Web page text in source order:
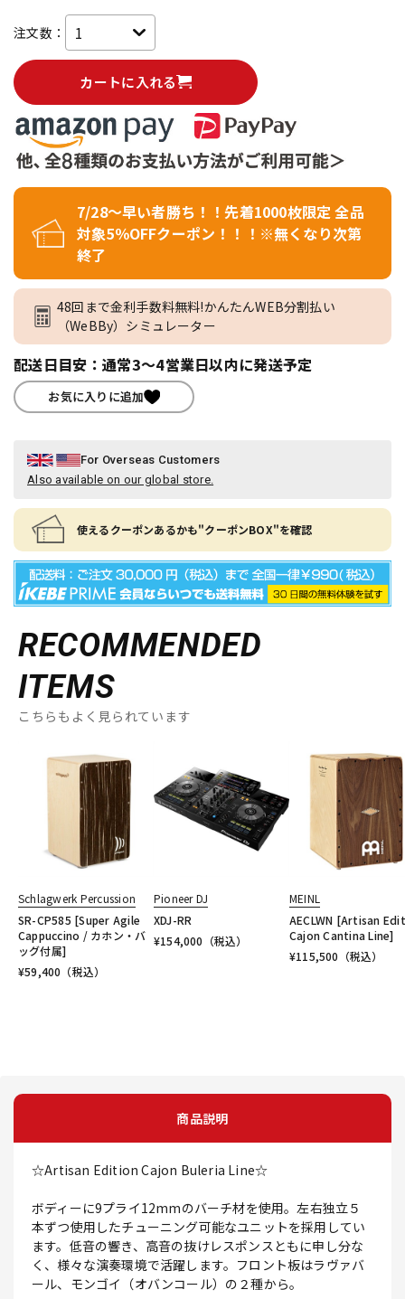
注文数：
カートに入れる
7/28～早い者勝ち！！先着1000枚限定 全品
対象5％OFFクーポン！！！※無くなり次第
終了
48回まで金利手数料無料!かんたんWEB分割払い
（WeBBy）シミュレーター
配送日目安：通常3～4営業日以内に発送予定
お気に入りに追加
For Overseas Customers
Also available on our global store.
使えるクーポンあるかも"クーポンBOX"を確認
RECOMMENDED
ITEMS
こちらもよく見られています
Schlagwerk Percussion
SR-CP585 [Super Agile
Cappuccino / カホン・バ
ッグ付属]
¥59,400 （税込）
Pioneer DJ
XDJ-RR
¥154,000 （税込）
MEINL
AECLWN [Artisan
Cajon Cantina Line]
¥115,500 （税込）
商品説明
☆Artisan Edition Cajon Buleria Line☆
ボディーに9プライ12mmのバーチ材を使用。左右独立５
本ずつ使用したチューニング可能なユニットを採用してい
ます。低音の響き、高音の抜けレスポンスともに申し分な
く、様々な演奏環境で活躍します。フロント板はラヴァバ
ール、モンゴイ（オバンコール）の２種から。